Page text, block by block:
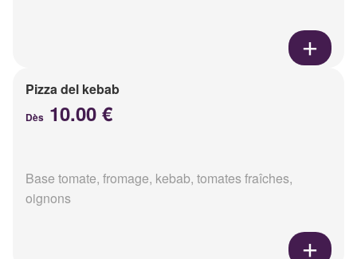
Pizza del kebab
Dès 10.00 €
Base tomate, fromage, kebab, tomates fraîches,
oignons